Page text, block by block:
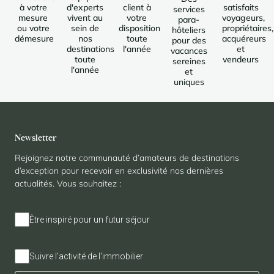
à votre
mesure
ou votre
démesure
d'experts
vivent au
sein de
nos
destinations
toute
l'année
client à
votre
disposition
toute
l'année
services
para-
hôteliers
pour des
vacances
sereines
et
uniques
satisfaits
voyageurs,
propriétaires,
acquéreurs
et
vendeurs
Newsletter
Rejoignez notre communauté d’amateurs de destinations
d’exception pour recevoir en exclusivité nos dernières
actualités. Vous souhaitez :
Être inspiré pour un futur séjour
Suivre l'activité de l'immobilier